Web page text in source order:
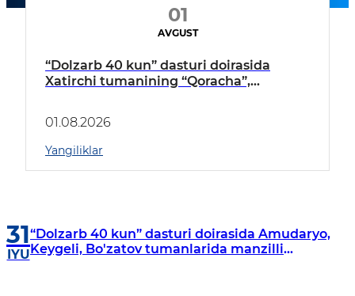
01
AVGUST
“Dolzarb 40 kun” dasturi doirasida
Xatirchi tumanining “Qoracha”,
borildi
01.08.2026
Yangiliklar
31
IYU
“Dolzarb 40 kun” dasturi doirasida Amudaryo,
Keygeli, Bo'zatov tumanlarida manzilli